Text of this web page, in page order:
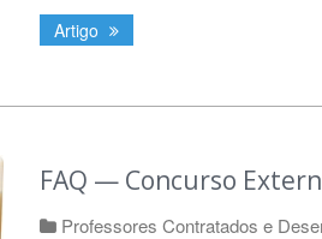
Artigo
FAQ — Concurso
Professores Contratados e